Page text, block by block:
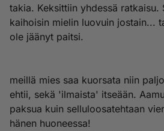
takia. Keksittiin yhdessä ratkaisu.
kaihoisin mielin luovuin jostain...
ole jäänyt paitsi.
meillä mies saa kuorsata niin
ehtii, sekä 'ilmaista' itseään.
paksua kuin selluloosatehtaan
hänen huoneessa!